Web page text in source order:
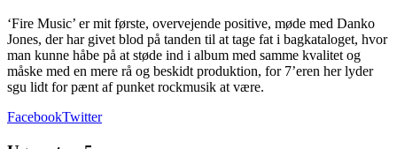
‘Fire Music’ er mit første, overvejende positive, møde med Danko
Jones, der har givet blod på tanden til at tage fat i bagkataloget, hvor
man kunne håbe på at støde ind i album med samme kvalitet og
måske med en mere rå og beskidt produktion, for 7’eren her lyder
sgu lidt for pænt af punket rockmusik at være.
FacebookTwitter